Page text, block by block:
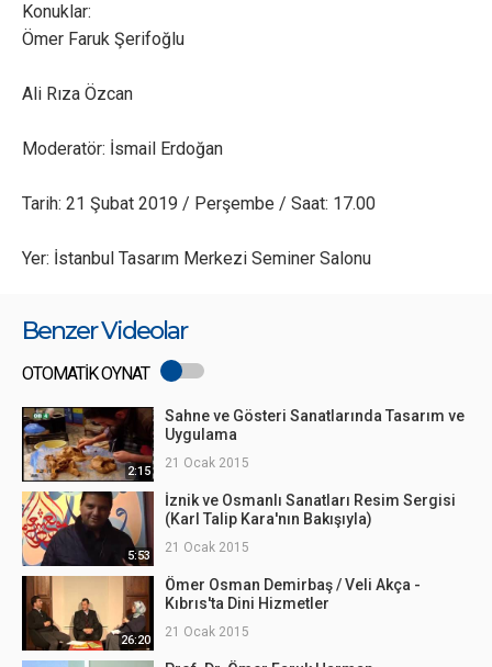
Konuklar:
Ömer Faruk Şerifoğlu
Ali Rıza Özcan
Moderatör: İsmail Erdoğan
Tarih: 21 Şubat 2019 / Perşembe / Saat: 17.00
Yer: İstanbul Tasarım Merkezi Seminer Salonu
Benzer Videolar
OTOMATİK OYNAT
2:15
Sahne ve Gösteri Sanatlarında Tasarım ve
Uygulama
21 Ocak 2015
5:53
İznik ve Osmanlı Sanatları Resim Sergisi
(Karl Talip Kara'nın Bakışıyla)
21 Ocak 2015
26:20
Ömer Osman Demirbaş / Veli Akça -
Kıbrıs'ta Dini Hizmetler
21 Ocak 2015